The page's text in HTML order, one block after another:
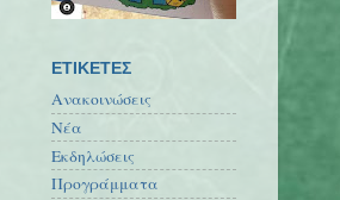
ΕΤΙΚΕΤΕΣ
Ανακοινώσεις
Νέα
Εκδηλώσεις
Προγράμματα